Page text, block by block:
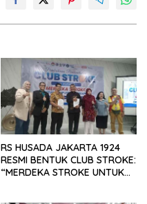
RS HUSADA JAKARTA 1924
RESMI BENTUK CLUB STROKE:
“MERDEKA STROKE UNTUK